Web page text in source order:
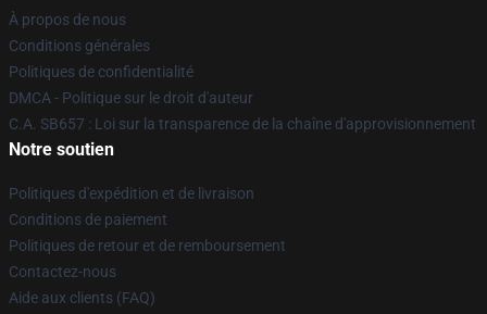
À propos de nous
Conditions générales
Politiques de confidentialité
DMCA - Politique sur le droit d'auteur
C.A. SB657 : Loi sur la transparence de la chaîne d'approvisionnement
Notre soutien
Politiques d'expédition et de livraison
Conditions de paiement
Politiques de retour et de remboursement
Contactez-nous
Aide aux clients (FAQ)